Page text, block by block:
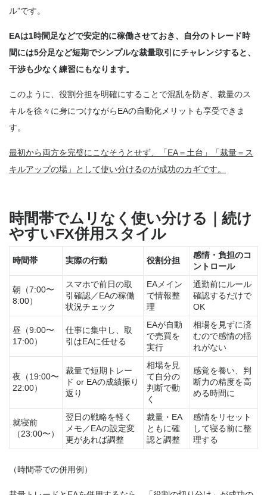
ル”です。
EAは1時間足などで安定的に稼働させておき、自分のトレード時
間には5分足など短期でシンプルな裁量取引にチャレンジすると、
干渉も少なく練習にもなります。
このように、役割分担を明確にすることで混乱を防ぎ、裁量のス
キルを徐々に身につけながらEAの自動化メリットも享受できま
す。
最初から両方を完璧にこなそうとせず、「EA＝土台」「裁量＝ス
キルアップの場」として使い分けるのが成功のカギです。
時間帯でムリなく使い分ける｜続け
やすいFX併用スタイル
時間帯 実際の行動 役割分担
感情・負担のコ
ントロール
朝（7:00〜
8:00）
スマホで前日の取
引確認／EAの稼働
状況チェック
EAメイン
で情報整
理
通勤前にルール
確認するだけで
OK
昼（9:00〜
17:00）
仕事に集中し、取
引はEAに任せる
EAが自動
で売買を
実行
相場を見ずに済
むので感情の揺
れがない
夜（19:00〜
22:00）
裁量で短期トレー
ド or EAの成績振り
返り
相場を見
て自分の
判断で動
く
感覚を養い、判
断力の精度を高
める時間に
就寝前
（23:00〜）
翌日の戦略を軽く
メモ／EAの設定変
更があれば調整
裁量・EA
ともに確
認と調整
感情をリセット
して寝る前に整
理する
（時間帯での併用例）